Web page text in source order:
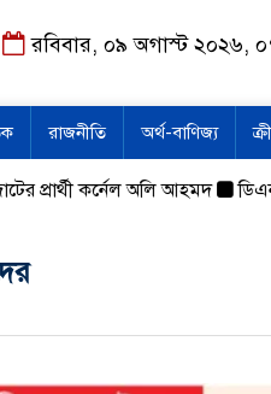
রবিবার, ০৯ অগাস্ট ২০২৬,
রাজনীতি অর্থ-বাণিজ্য
কর্নেল অলি আহমদ